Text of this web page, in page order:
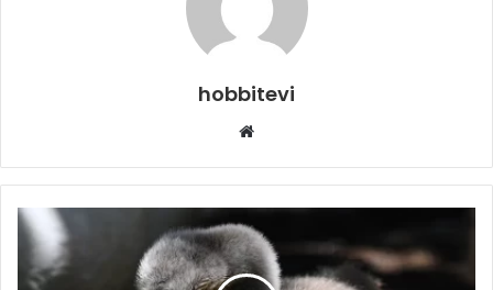
hobbitevi
Web